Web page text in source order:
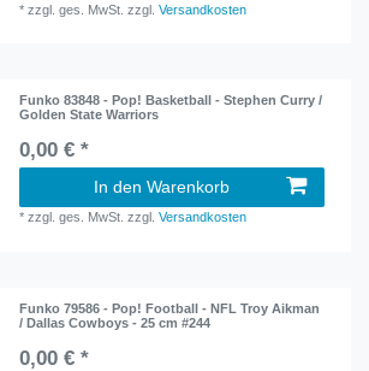
*zzgl. ges. MwSt. zzgl.Versandkosten
Funko 83848 - Pop! Basketball - Stephen Curry /
Golden State Warriors
0,00 € *
In den Warenkorb
*zzgl. ges. MwSt. zzgl.Versandkosten
Funko 79586 - Pop! Football - NFL Troy Aikman
/ Dallas Cowboys - 25 cm #244
0,00 € *